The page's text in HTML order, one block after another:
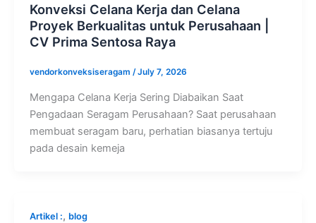
Konveksi Celana Kerja dan Celana
Proyek Berkualitas untuk Perusahaan |
CV Prima Sentosa Raya
vendorkonveksiseragam /July 7, 2026
Mengapa Celana Kerja Sering Diabaikan Saat
Pengadaan Seragam Perusahaan? Saat perusahaan
membuat seragam baru, perhatian biasanya tertuju
pada desain kemeja
Artikel :, blog